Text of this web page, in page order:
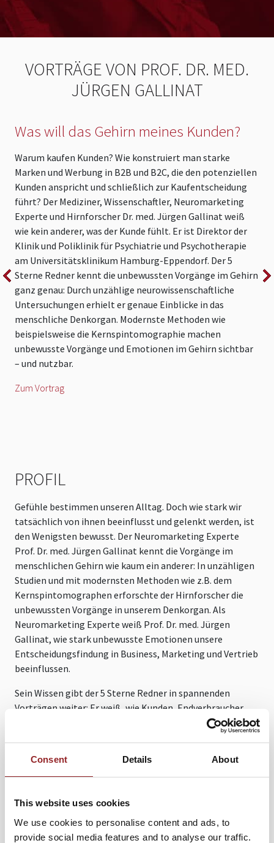
Consent Details About
This website uses cookies
We use cookies to personalise content and ads, to
provide social media features and to analyse our traffic.
VORTRÄGE VON PROF. DR. MED.
JÜRGEN GALLINAT
Was will das Gehirn meines Kunden?
Warum kaufen Kunden? Wie konstruiert man starke
Marken und Werbung in B2B und B2C, die den potenziellen
Kunden anspricht und schließlich zur Kaufentscheidung
führt? Der Mediziner, Wissenschaftler, Neuromarketing
Experte und Hirnforscher Dr. med. Jürgen Gallinat weiß
wie kein anderer, was der Kunde fühlt. Er ist Direktor der
Klinik und Poliklinik für Psychiatrie und Psychotherapie
am Universitätsklinikum Hamburg-Eppendorf. Der 5
Sterne Redner kennt die unbewussten Vorgänge im Gehirn
ganz genau: Durch unzählige neurowissenschaftliche
Untersuchungen erhielt er genaue Einblicke in das
menschliche Denkorgan. Modernste Methoden wie
beispielsweise die Kernspintomographie machen
unbewusste Vorgänge und Emotionen im Gehirn sichtbar
– und nutzbar.
Zum Vortrag
PROFIL
Gefühle bestimmen unseren Alltag. Doch wie stark wir
tatsächlich von ihnen beeinflusst und gelenkt werden, ist
den Wenigsten bewusst. Der Neuromarketing Experte
Prof. Dr. med. Jürgen Gallinat kennt die Vorgänge im
menschlichen Gehirn wie kaum ein anderer: In unzähligen
Studien und mit modernsten Methoden wie z.B. dem
Kernspintomographen erforschte der Hirnforscher die
unbewussten Vorgänge in unserem Denkorgan. Als
Neuromarketing Experte weiß Prof. Dr. med. Jürgen
Gallinat, wie stark unbewusste Emotionen unsere
Entscheidungsfindung in Business, Marketing und Vertrieb
beeinflussen.
Sein Wissen gibt der 5 Sterne Redner in spannenden
Vorträgen weiter: Er weiß, wie Kunden, Endverbraucher
und Geschäftskunden ticken – und wie dieses Wissen in
Marketing und Vertrieb gewinnbringend umgesetzt
bei der Optimierung ihrer Marketingstrategien und der
Kommunikation mit dem Kunden. Wie wirken Marken auf
Sterne Redner verblüffende Antworten.